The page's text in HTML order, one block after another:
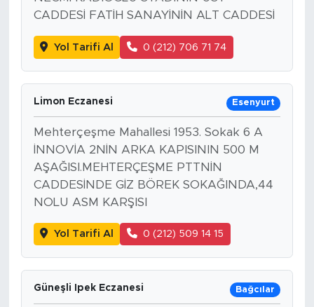
CADDESİ FATİH SANAYİNİN ALT CADDESİ
Yol Tarifi Al 0 (212) 706 71 74
Limon Eczanesi Esenyurt
Mehterçeşme Mahallesi 1953. Sokak 6 A
İNNOVİA 2NİN ARKA KAPISININ 500 M
AŞAĞISI.MEHTERÇEŞME PTTNİN
CADDESİNDE GİZ BÖREK SOKAĞINDA,44
NOLU ASM KARŞISI
Yol Tarifi Al 0 (212) 509 14 15
Güneşli Ipek Eczanesi Bağcılar